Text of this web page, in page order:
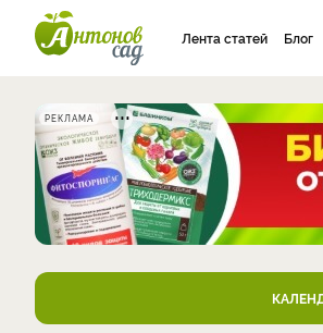
Лента статей Блог
РЕКЛАМА